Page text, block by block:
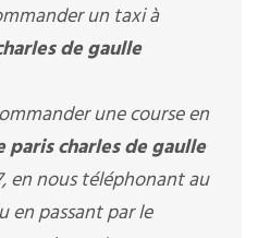
un taxi à
de gaulle
une course en
paris charles de gaulle
en nous téléphonant au
en passant par le